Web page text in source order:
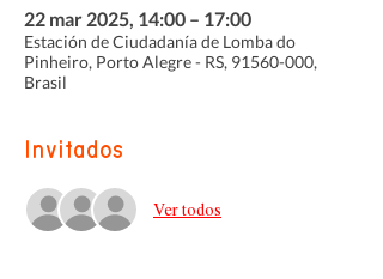
22 mar 2025, 14:00 – 17:00
Estación de Ciudadanía de Lomba do
Pinheiro, Porto Alegre - RS, 91560-000,
Brasil
Invitados
Ver todos